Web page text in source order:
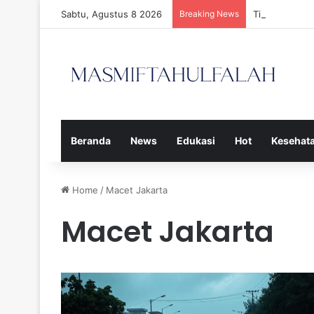
Sabtu, Agustus 8 2026 Breaking News Tiga Calon
Beranda News Edukasi Hot
Home / Macet Jakarta
Macet Jakarta